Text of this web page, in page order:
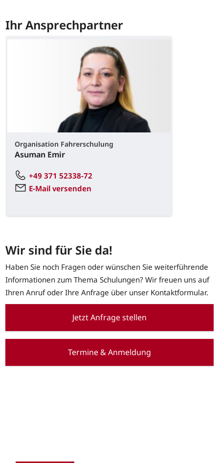
Ihr Ansprechpartner
Organisation Fahrerschulung
Asuman Emir
+49 371 52338-72
E-Mail versenden
Wir sind für Sie da!
Haben Sie noch Fragen oder wünschen Sie weiterführende
Informationen zum Thema Schulungen? Wir freuen uns auf
Ihren Anruf oder Ihre Anfrage über unser Kontaktformular.
Jetzt Anfrage stellen
Termine & Anmeldung